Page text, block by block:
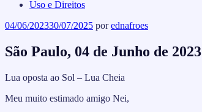
Uso e Direitos
Publicado
04/06/202330/07/2025 porednafroes
São Paulo, 04 de Junho de 2023
Lua oposta ao Sol – Lua Cheia
Meu muito estimado amigo Nei,